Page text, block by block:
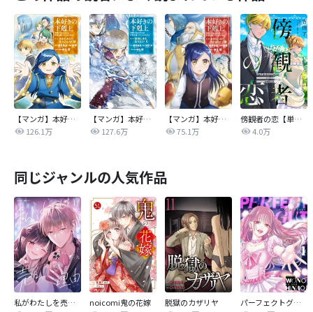
【マンガ】本好きの下剋上 第二部
126.1万
【マンガ】本好きの下剋上 第三部
127.6万
【マンガ】本好きの下剋上
75.1万
傍観者の恋【単話売】
4.0万
同じジャンルの人気作品
私がわたしを売る理由
noicomi鬼の花嫁
脱獄のカザリヤ
パーフェクトグリッター